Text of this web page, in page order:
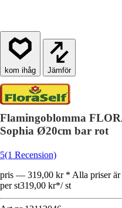
Jämför
Flamingoblomma
Sophia Ø20cm bar rot
5(1 Recension)
pris — 319,00 kr * Alla priser är
per st319,00 kr*/ st